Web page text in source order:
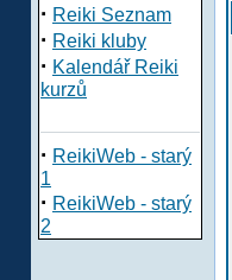
· Reiki Seznam
· Reiki kluby
· Kalendář Reiki
kurzů
· ReikiWeb - starý
1
· ReikiWeb - starý
2